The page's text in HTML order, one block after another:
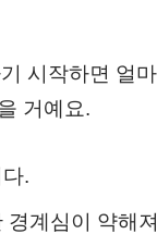
시작하면 얼
거예요.
.
경계심이 약해